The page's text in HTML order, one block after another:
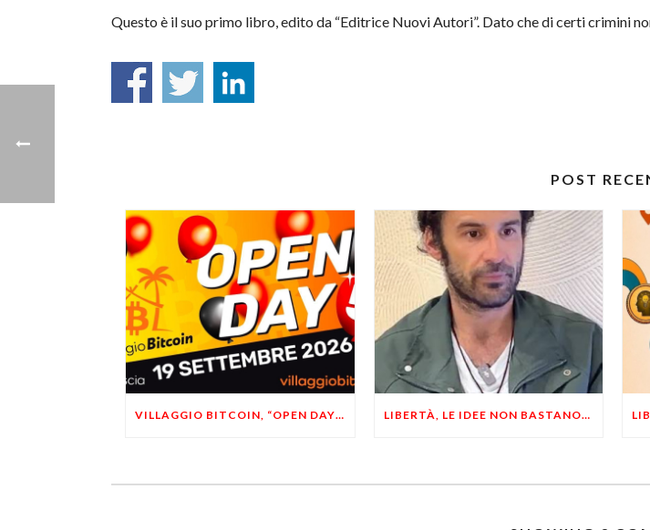
Questo è il suo primo libro, edito da “Editrice Nuovi Autori”. Dato che di certi crimini
POST
VILLAGGIO BITCOIN, “OPEN DAY 5”: LEONARDO FACCO OSPITE A BRESCIA LIBERTÀ, LE IDEE NON BASTANO! SERVONO ESEMPI E UN PO’ DI COERENZA